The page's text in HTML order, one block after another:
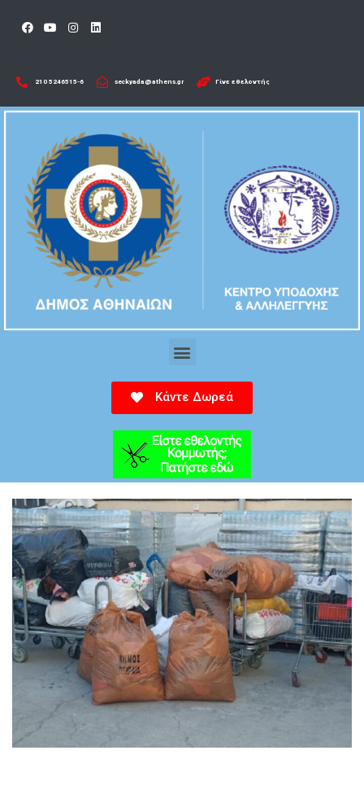
210 5246515-6​ seckyada@athens.gr Γίνε εθελοντής
Κάντε Δωρεά